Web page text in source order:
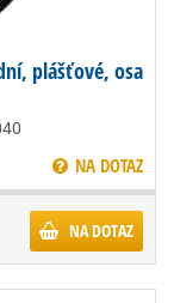
plášťové, osa
NA DOTAZ
NA DOTAZ